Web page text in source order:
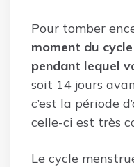
Pour tomber
moment du
pendant lequel
soit 14 jours
c’est la période
celle-ci est très
Le cycle